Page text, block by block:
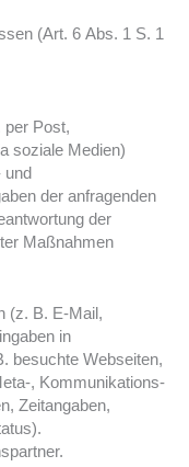
(Art. 6 Abs. 1 S. 1
per Post,
soziale Medien)
und
der anfragenden
der
Maßnahmen
(z. B. E-Mail,
in
besuchte Webseiten,
, Kommunikations-
Zeitangaben,